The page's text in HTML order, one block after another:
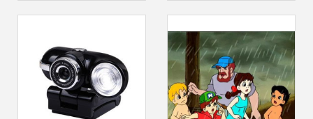
賞體驗